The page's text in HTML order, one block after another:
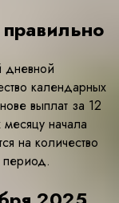
дневной
календарных
выплат за 12
начала
на количество
период.